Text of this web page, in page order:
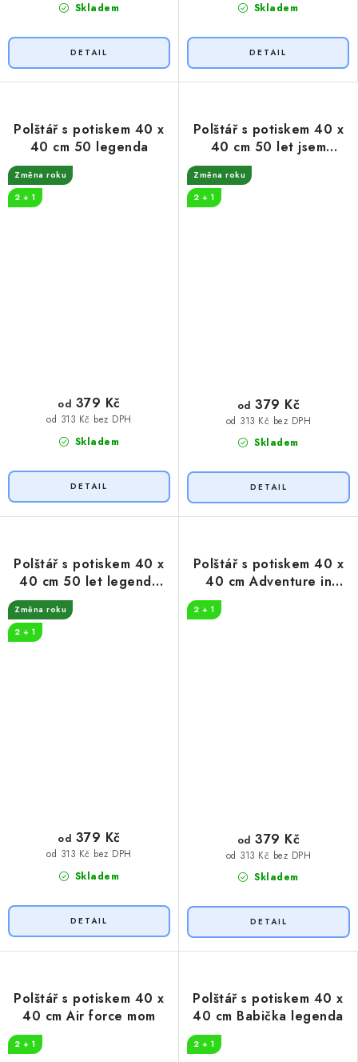
Skladem Skladem
Polštář s potiskem 40 x
40 cm 50 legenda
Změna roku
2 + 1
Skladem
od 313 Kč bez DPH
od 379 Kč
Polštář s potiskem 40 x
40 cm 50 let jsem
královna
Změna roku
2 + 1
Skladem
od 313 Kč bez DPH
od 379 Kč
Polštář s potiskem 40 x
40 cm 50 let legenda
fotbal
Změna roku
2 + 1
Skladem
od 313 Kč bez DPH
od 379 Kč
Polštář s potiskem 40 x
40 cm Adventure in
2 + 1
Skladem
od 313 Kč bez DPH
od 379 Kč
Polštář s potiskem 40 x
40 cm Air force mom
2 + 1
Polštář s potiskem 40 x
40 cm Babička legenda
2 + 1